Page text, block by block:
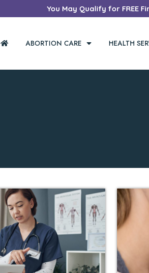
You May Qualify for FREE
ABORTION CARE HEALTH